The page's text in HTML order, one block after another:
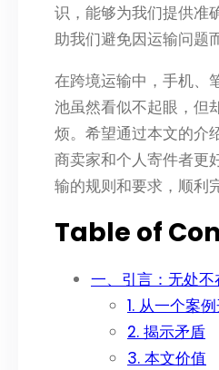
识，能够为我们提供准
助我们避免因运输问题
在跨境运输中，手机、
池虽然看似不起眼，但
烦。希望通过本文的介
商卖家和个人寄件者更
输的规则和要求，顺利
Table of
一、引言：无处不
1. 从一个案
2. 揭示矛盾
3. 本文价值